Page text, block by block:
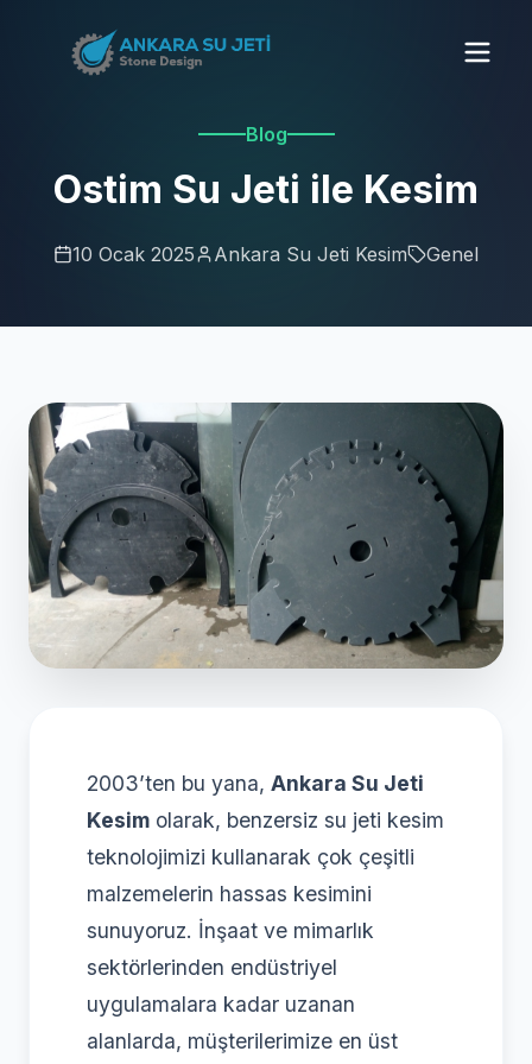
Blog
Ostim Su Jeti ile Kesim
10 Ocak 2025 Ankara Su Jeti Kesim Genel
2003’ten bu yana, Ankara Su Jeti
Kesim olarak, benzersiz su jeti kesim
teknolojimizi kullanarak çok çeşitli
malzemelerin hassas kesimini
sunuyoruz. İnşaat ve mimarlık
sektörlerinden endüstriyel
uygulamalara kadar uzanan
alanlarda, müşterilerimize en üst